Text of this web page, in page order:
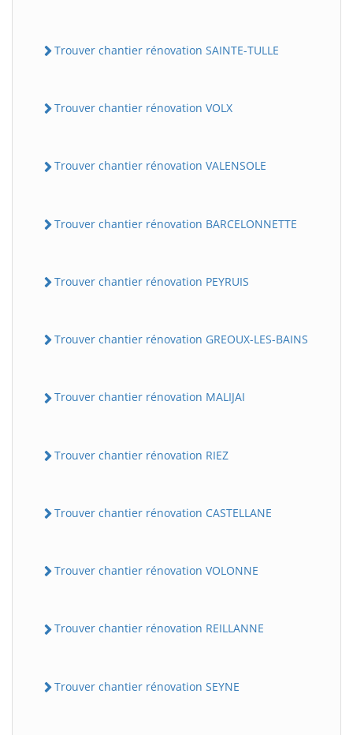
Trouver chantier rénovation SAINTE-TULLE
Trouver chantier rénovation VOLX
Trouver chantier rénovation VALENSOLE
Trouver chantier rénovation BARCELONNETTE
Trouver chantier rénovation PEYRUIS
Trouver chantier rénovation GREOUX-LES-BAINS
Trouver chantier rénovation MALIJAI
Trouver chantier rénovation RIEZ
Trouver chantier rénovation CASTELLANE
Trouver chantier rénovation VOLONNE
Trouver chantier rénovation REILLANNE
Trouver chantier rénovation SEYNE